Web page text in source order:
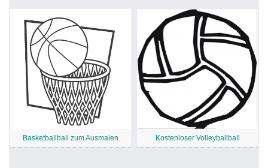
Basketballball zum Ausmalen Kostenloser Volleyballball